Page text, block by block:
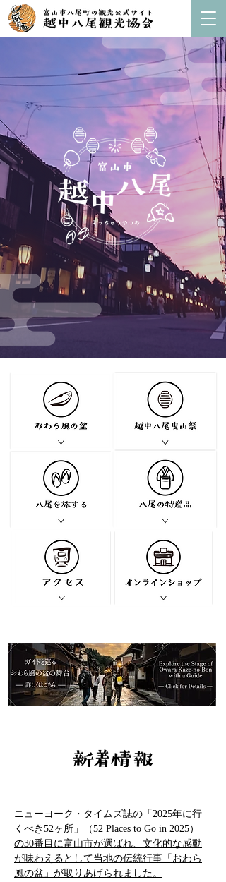
ニューヨーク・タイムズ誌の「2025年に行
くべき52ヶ所」（52 Places to Go in 2025）
の30番目に富山市が選ばれ、文化的な感動
が味わえるとして当地の伝統行事「おわら
風の盆」が取りあげられました。